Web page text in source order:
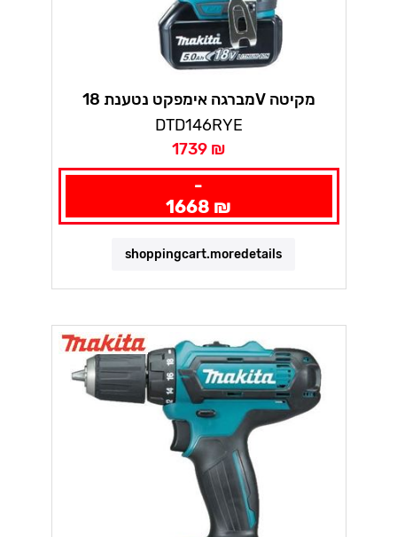
מברגה אימפקט נטענת 18V מקיטה
DTD146RYE
1739 ₪
-
1668 ₪
shoppingcart.moredetails